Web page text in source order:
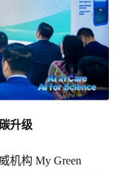
升级
机构 My Green